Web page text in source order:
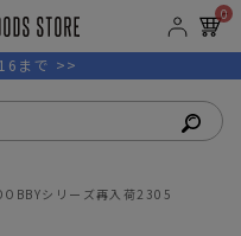
0
まで >>
シリーズ再入荷2305